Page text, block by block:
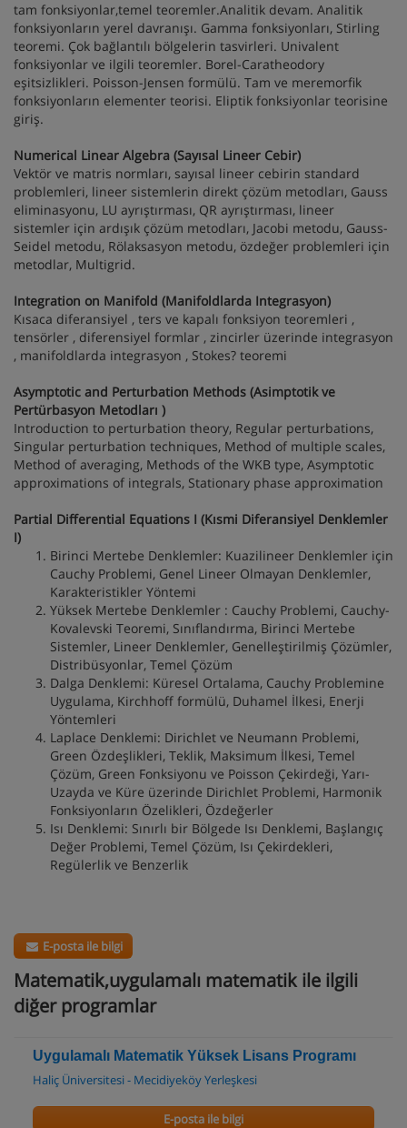
tam fonksiyonlar,temel teoremler.Analitik devam. Analitik
fonksiyonların yerel davranışı. Gamma fonksiyonları, Stirling
teoremi. Çok bağlantılı bölgelerin tasvirleri. Univalent
fonksiyonlar ve ilgili teoremler. Borel-Caratheodory
eşitsizlikleri. Poisson-Jensen formülü. Tam ve meremorfik
fonksiyonların elementer teorisi. Eliptik fonksiyonlar teorisine
giriş.
Numerical Linear Algebra (Sayısal Lineer Cebir)
Vektör ve matris normları, sayısal lineer cebirin standard
problemleri, lineer sistemlerin direkt çözüm metodları, Gauss
eliminasyonu, LU ayrıştırması, QR ayrıştırması, lineer
sistemler için ardışık çözüm metodları, Jacobi metodu, Gauss-
Seidel metodu, Rölaksasyon metodu, özdeğer problemleri için
metodlar, Multigrid.
Integration on Manifold (Manifoldlarda Integrasyon)
Kısaca diferansiyel , ters ve kapalı fonksiyon teoremleri ,
tensörler , diferensiyel formlar , zincirler üzerinde integrasyon
, manifoldlarda integrasyon , Stokes? teoremi
Asymptotic and Perturbation Methods (Asimptotik ve
Pertürbasyon Metodları )
Introduction to perturbation theory, Regular perturbations,
Singular perturbation techniques, Method of multiple scales,
Method of averaging, Methods of the WKB type, Asymptotic
approximations of integrals, Stationary phase approximation
Partial Differential Equations I (Kısmi Diferansiyel Denklemler
I)
Birinci Mertebe Denklemler: Kuazilineer Denklemler için
Cauchy Problemi, Genel Lineer Olmayan Denklemler,
Karakteristikler Yöntemi
Yüksek Mertebe Denklemler : Cauchy Problemi, Cauchy-
Kovalevski Teoremi, Sınıflandırma, Birinci Mertebe
Sistemler, Lineer Denklemler, Genelleştirilmiş Çözümler,
Distribüsyonlar, Temel Çözüm
Dalga Denklemi: Küresel Ortalama, Cauchy Problemine
Uygulama, Kirchhoff formülü, Duhamel İlkesi, Enerji
Yöntemleri
Laplace Denklemi: Dirichlet ve Neumann Problemi,
Green Özdeşlikleri, Teklik, Maksimum İlkesi, Temel
Çözüm, Green Fonksiyonu ve Poisson Çekirdeği, Yarı-
Uzayda ve Küre üzerinde Dirichlet Problemi, Harmonik
Fonksiyonların Özelikleri, Özdeğerler
Isı Denklemi: Sınırlı bir Bölgede Isı Denklemi, Başlangıç
Değer Problemi, Temel Çözüm, Isı Çekirdekleri,
Regülerlik ve Benzerlik
E-posta ile bilgi
Matematik,uygulamalı matematik ile ilgili
diğer programlar
Uygulamalı Matematik Yüksek Lisans Programı
Haliç Üniversitesi - Mecidiyeköy Yerleşkesi
E-posta ile bilgi